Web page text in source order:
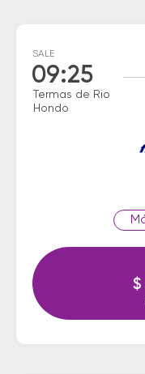
SALE
09:25
Termas de Rio
Hondo
$